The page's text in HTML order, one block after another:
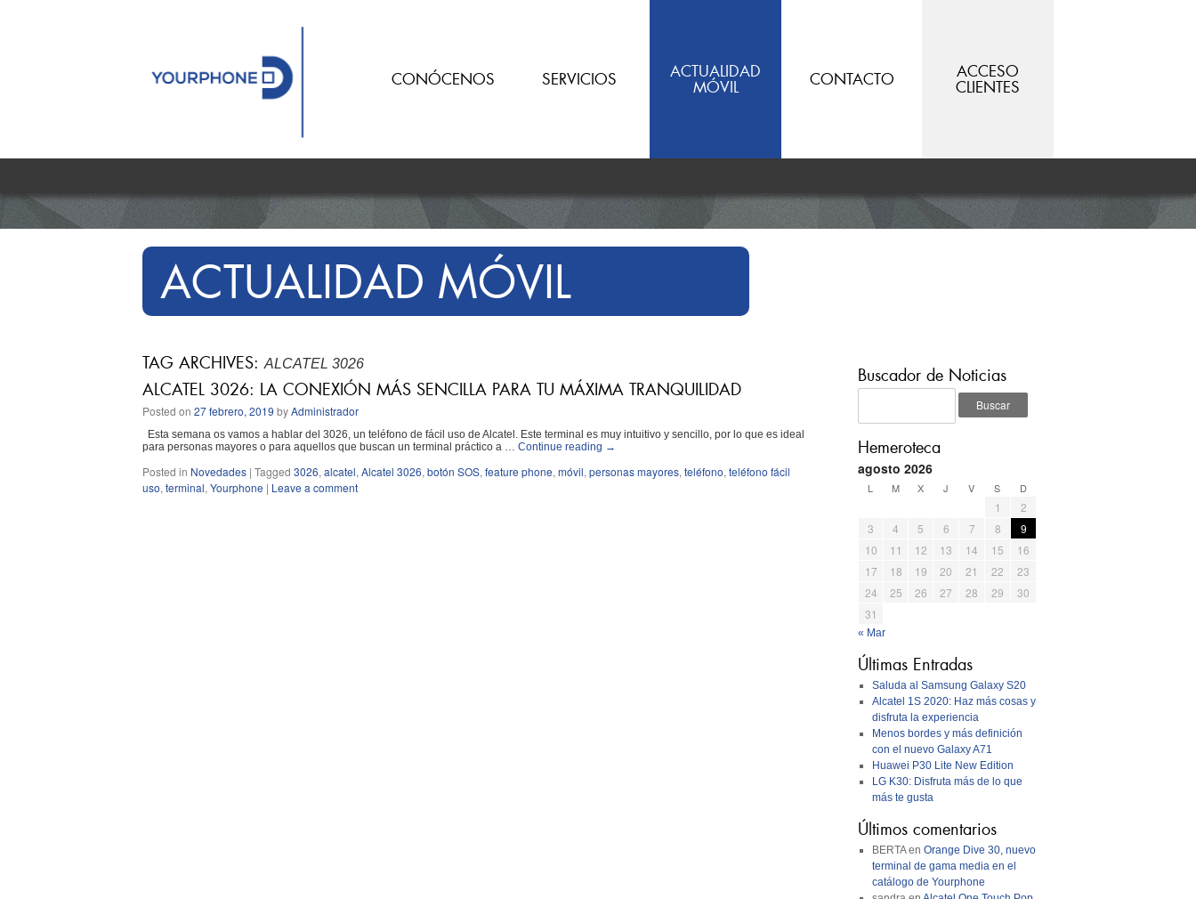
CONÓCENOS SERVICIOS
ACTUALIDAD
MÓVIL
CONTACTO
ACCESO
CLIENTES
ACTUALIDAD MÓVIL
TAG ARCHIVES:ALCATEL 3026
ALCATEL 3026: LA CONEXIÓN MÁS SENCILLA PARA TU MÁXIMA TRANQUILIDAD
Posted on 27 febrero, 2019 byAdministrador
Esta semana os vamos a hablar del 3026, un teléfono de fácil uso de Alcatel. Este terminal es muy intuitivo y sencillo, por lo que es ideal
para personas mayores o para aquellos que buscan un terminal práctico a … Continue reading →
Posted in Novedades | Tagged 3026, alcatel, Alcatel 3026, botón SOS, feature phone, móvil, personas mayores, teléfono, teléfono fácil
uso, terminal, Yourphone | Leave a comment
Buscador de Noticias
Hemeroteca
agosto 2026
L M X J V S D
1
2
3
4 5 6 7 8
9
10
11 12 13 14 15
16
17
18 19 20 21 22
23
24
25 26 27 28 29
30
31
« Mar
Últimas Entradas
Saluda al Samsung Galaxy S20
Alcatel 1S 2020: Haz más cosas y
disfruta la experiencia
Menos bordes y más definición
con el nuevo Galaxy A71
Huawei P30 Lite New Edition
LG K30: Disfruta más de lo que
más te gusta
Últimos comentarios
BERTAen Orange Dive 30, nuevo
terminal de gama media en el
catálogo de Yourphone